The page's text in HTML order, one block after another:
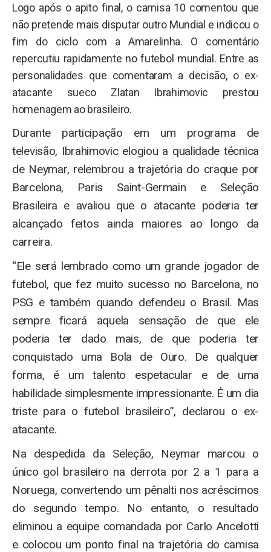
Logo após o apito final, o camisa 10 comentou que
não pretende mais disputar outro Mundial e indicou o
fim do ciclo com a Amarelinha. O comentário
repercutiu rapidamente no futebol mundial. Entre as
personalidades que comentaram a decisão, o ex-
atacante sueco Zlatan Ibrahimovic prestou
homenagem ao brasileiro.
Durante participação em um programa de
televisão, Ibrahimovic elogiou a qualidade técnica
de Neymar, relembrou a trajetória do craque por
Barcelona, Paris Saint-Germain e Seleção
Brasileira e avaliou que o atacante poderia ter
alcançado feitos ainda maiores ao longo da
carreira.
“Ele será lembrado como um grande jogador de
futebol, que fez muito sucesso no Barcelona, no
PSG e também quando defendeu o Brasil. Mas
sempre ficará aquela sensação de que ele
poderia ter dado mais, de que poderia ter
conquistado uma Bola de Ouro. De qualquer
forma, é um talento espetacular e de uma
habilidade simplesmente impressionante. É um dia
triste para o futebol brasileiro”, declarou o ex-
atacante.
Na despedida da Seleção, Neymar marcou o
único gol brasileiro na derrota por 2 a 1 para a
Noruega, convertendo um pênalti nos acréscimos
do segundo tempo. No entanto, o resultado
eliminou a equipe comandada por Carlo Ancelotti
e colocou um ponto final na trajetória do camisa